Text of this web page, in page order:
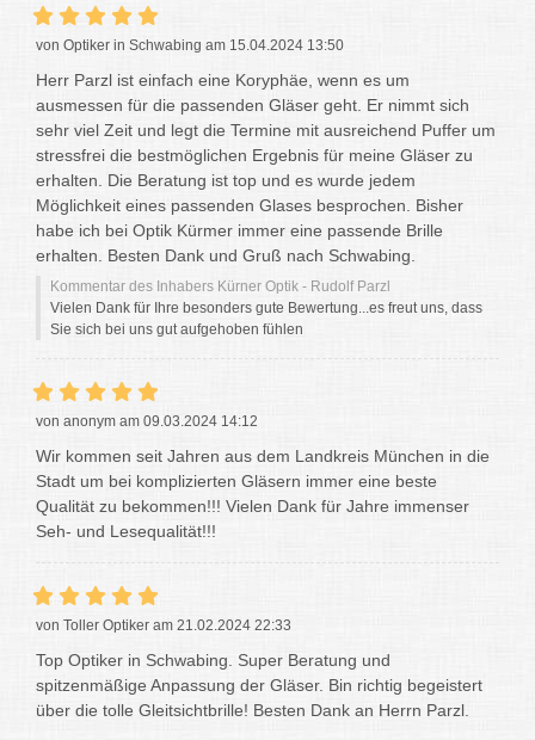
von Optiker in Schwabing am 15.04.2024 13:50
Herr Parzl ist einfach eine Koryphäe, wenn es um
ausmessen für die passenden Gläser geht. Er nimmt sich
sehr viel Zeit und legt die Termine mit ausreichend Puffer um
stressfrei die bestmöglichen Ergebnis für meine Gläser zu
erhalten. Die Beratung ist top und es wurde jedem
Möglichkeit eines passenden Glases besprochen. Bisher
habe ich bei Optik Kürmer immer eine passende Brille
erhalten. Besten Dank und Gruß nach Schwabing.
Kommentar des Inhabers Kürner Optik - Rudolf Parzl
Vielen Dank für Ihre besonders gute Bewertung...es freut uns, dass
Sie sich bei uns gut aufgehoben fühlen
von anonym am 09.03.2024 14:12
Wir kommen seit Jahren aus dem Landkreis München in die
Stadt um bei komplizierten Gläsern immer eine beste
Qualität zu bekommen!!! Vielen Dank für Jahre immenser
Seh- und Lesequalität!!!
von Toller Optiker am 21.02.2024 22:33
Top Optiker in Schwabing. Super Beratung und
spitzenmäßige Anpassung der Gläser. Bin richtig begeistert
über die tolle Gleitsichtbrille! Besten Dank an Herrn Parzl.